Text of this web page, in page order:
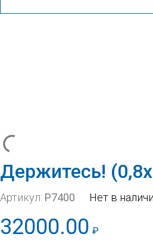
Держитесь!
Артикул: Р7400 Нет в
32000.00 ₽